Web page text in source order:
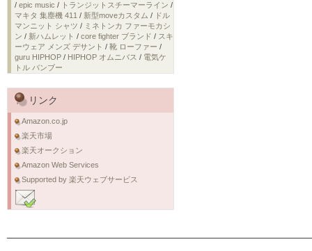
/ epic music / トランジットスチーマーライン /
マキタ 集塵機 411 / 新型moveカスタム / ドル
マンニット シャツ / ミネトンカ ファーモカシ
ン / 新ハムレット / core fighter ブランド / スキ
ーウェア メンズ デサント / 靴 ローファー /
guru HIPHOP / HIPHOP オムニバス / 電気ケ
トル バンブー
リンク
Amazon.co.jp
楽天市場
楽天オークション
Amazon Web Services
Supported by 楽天ウェブサービス